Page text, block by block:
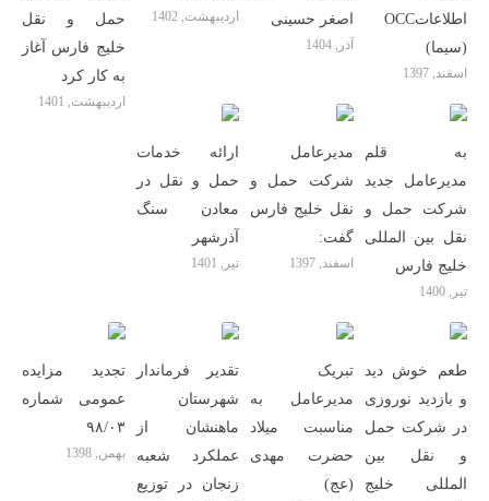
حمل و نقل
خلیج فارس آغاز
به کار کرد
اردیبهشت, 1401
اردیبهشت, 1402
اصغر حسینی
آذر, 1404
اطلاعاتOCC
(سیما)
اسفند, 1397
ارائه خدمات
حمل و نقل در
معادن سنگ
آذرشهر
تیر, 1401
مدیرعامل
شرکت حمل و
نقل خلیج فارس
گفت:
اسفند, 1397
به قلم
مدیرعامل جدید
شرکت حمل و
نقل بین المللی
خلیج فارس
تیر, 1400
تجدید مزایده
عمومی شماره
۹۸/۰۳
بهمن, 1398
تقدیر فرماندار
شهرستان
ماهنشان از
عملکرد شعبه
زنجان در توزیع
تبریک
مدیرعامل به
مناسبت میلاد
حضرت مهدی
(عج)
طعم خوش دید
و بازدید نوروزی
در شرکت حمل
و نقل بین
المللى خلیج